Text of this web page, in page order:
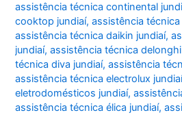
assistência técnica continental
cooktop jundiaí,assistência
assistência técnica daikin jundiaí,
jundiaí,assistência técnica
técnica diva jundiaí,assistência
assistência técnica electrolux
eletrodomésticos jundiaí,
assistência técnica élica jundiaí,